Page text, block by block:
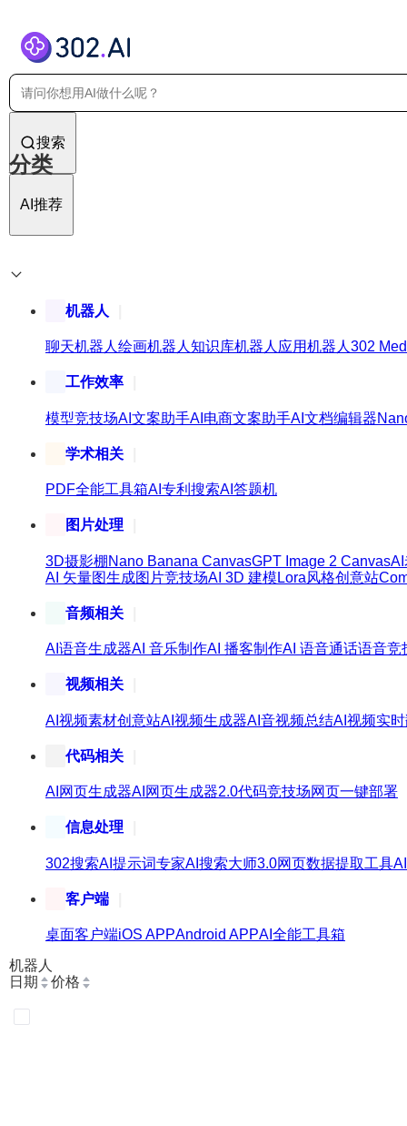
搜索
AI推荐
分类
机器人
聊天机器人 绘画机器人 知识库机器人 应用机器人 302
工作效率
模型竞技场AI文案助手AI电商文案助手AI文档编辑器
学术相关
PDF全能工具箱AI专利搜索AI答题机
图片处理
3D摄影棚 Nano Banana CanvasGPT Image 2 CanvasAI
AI 矢量图生成图片竞技场AI 3D 建模 Lora风格创意站
音频相关
AI语音生成器AI 音乐制作AI 播客制作AI 语音通话语音竞
视频相关
AI视频素材创意站AI视频生成器AI音视频总结AI视频实
代码相关
AI网页生成器AI网页生成器2.0代码竞技场网页一键部署
信息处理
302搜索AI提示词专家AI搜索大师3.0网页数据提取工具
客户端
桌面客户端iOS APPAndroid APPAI全能工具箱
机器人
日期
价格